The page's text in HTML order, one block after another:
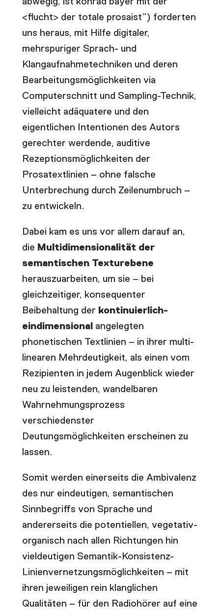
<flucht> der totale prosaist”) forderten
uns heraus, mit Hilfe digitaler,
mehrspuriger Sprach- und
Klangaufnahmetechniken und deren
Bearbeitungsmöglichkeiten via
Computerschnitt und Sampling-Technik,
vielleicht adäquatere und den
eigentlichen Intentionen des Autors
gerechter werdende, auditive
Rezeptionsmöglichkeiten der
Prosatextlinien – ohne falsche
Unterbrechung durch Zeilenumbruch –
zu entwickeln.
Dabei kam es uns vor allem darauf an,
die Multidimensionalität der
semantischen Texturebene
herauszuarbeiten, um sie – bei
gleichzeitiger, konsequenter
Beibehaltung der kontinuierlich-
eindimensional angelegten
phonetischen Textlinien – in ihrer multi-
linearen Mehrdeutigkeit, als einen vom
Rezipienten in jedem Augenblick wieder
neu zu leistenden, wandelbaren
Wahrnehmungsprozess
verschiedenster
Deutungsmöglichkeiten erscheinen zu
lassen.
Somit werden einerseits die Ambivalenz
des nur eindeutigen, semantischen
Sinnbegriffs von Sprache und
andererseits die potentiellen, vegetativ-
organisch nach allen Richtungen hin
vieldeutigen Semantik-Konsistenz-
Linienvernetzungsmöglichkeiten – mit
ihren jeweiligen rein klanglichen
Qualitäten – für den Radiohörer auf eine